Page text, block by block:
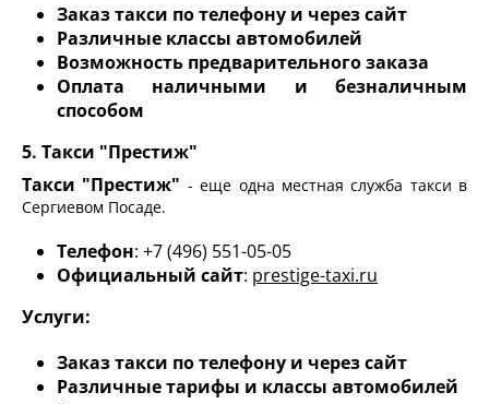
Заказ такси по телефону и через сайт
Различные классы автомобилей
Возможность предварительного заказа
Оплата наличными и безналичным
способом
5. Такси "Престиж"
Такси "Престиж" - еще одна местная служба такси в
Сергиевом Посаде.
Телефон: +7 (496) 551-05-05
Официальный сайт: prestige-taxi.ru
Услуги:
Заказ такси по телефону и через сайт
Различные тарифы и классы автомобилей